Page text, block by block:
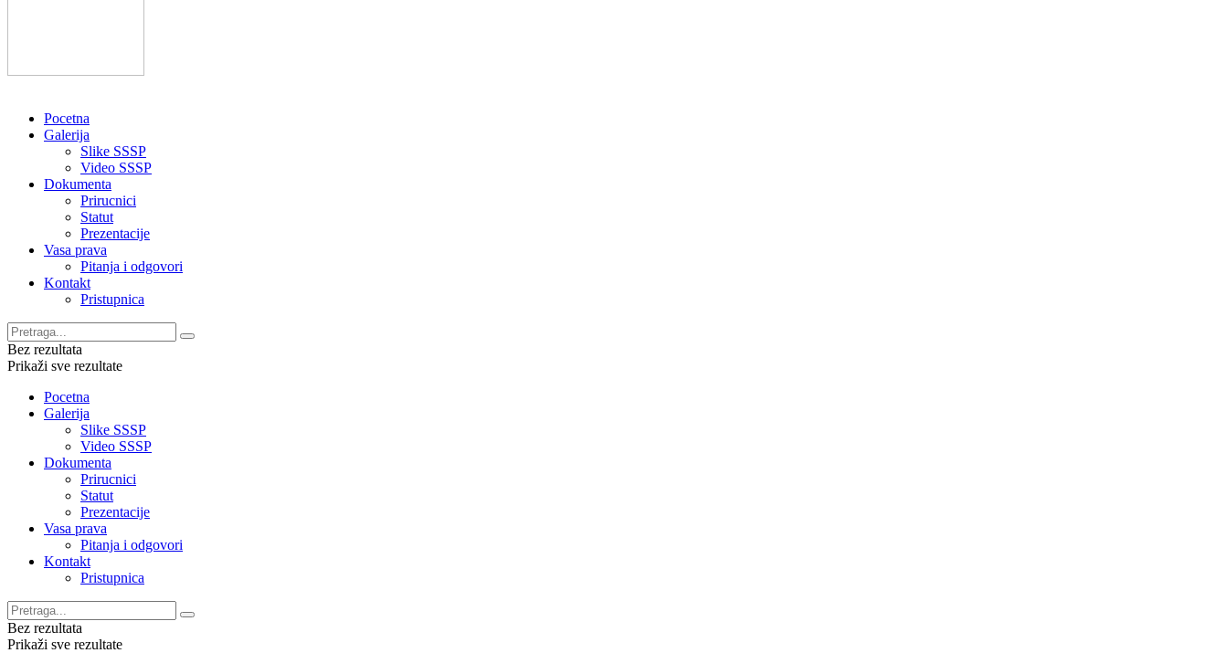
Pocetna
Galerija
Slike SSSP
Video SSSP
Dokumenta
Prirucnici
Statut
Prezentacije
Vasa prava
Pitanja i odgovori
Kontakt
Pristupnica
Bez rezultata
Prikaži sve rezultate
Pocetna
Galerija
Slike SSSP
Video SSSP
Dokumenta
Prirucnici
Statut
Prezentacije
Vasa prava
Pitanja i odgovori
Kontakt
Pristupnica
Bez rezultata
Prikaži sve rezultate